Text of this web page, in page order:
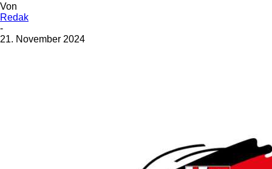
Von
Redak
-
21. November 2024